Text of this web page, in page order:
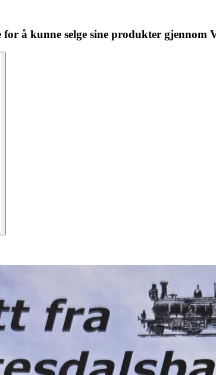
å kunne selge sine produkter gjennom